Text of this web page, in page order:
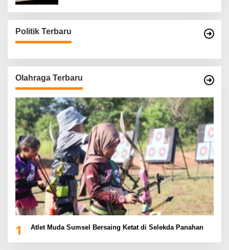
Politik Terbaru
Olahraga Terbaru
1 Atlet Muda Sumsel Bersaing Ketat di Selekda Panahan